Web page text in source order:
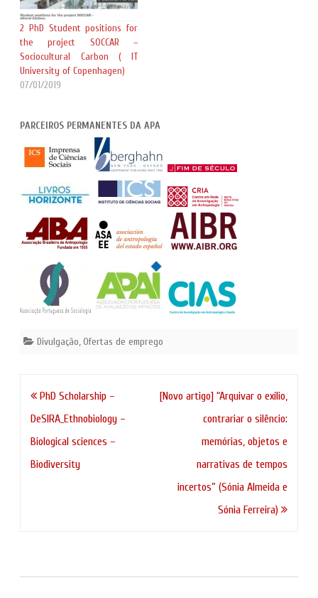
2 PhD Student positions for
the project SOCCAR –
Sociocultural Carbon ( IT
University of Copenhagen)
07/01/2019
PARCEIROS PERMANENTES DA APA
Divulgação,Ofertas de emprego
Navegação
de
artigos
PhD Scholarship –
DeSIRA_Ethnobiology –
Biological sciences –
Biodiversity
[Novo artigo] “Arquivar o exílio,
contrariar o silêncio:
memórias, objetos e
narrativas de tempos
incertos” (Sónia Almeida e
Sónia Ferreira)